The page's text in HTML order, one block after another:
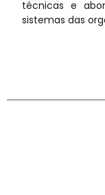
técnicas e
sistemas das